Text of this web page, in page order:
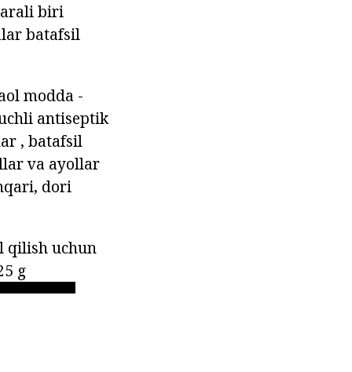
biri
batafsil
modda -
antiseptik
, batafsil
va ayollar
dori
qilish uchun
g